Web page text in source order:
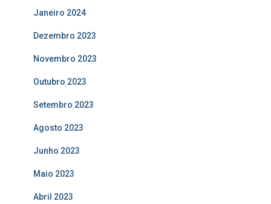
Janeiro 2024
Dezembro 2023
Novembro 2023
Outubro 2023
Setembro 2023
Agosto 2023
Junho 2023
Maio 2023
Abril 2023